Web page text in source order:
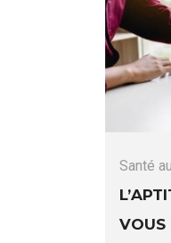
Santé
vous